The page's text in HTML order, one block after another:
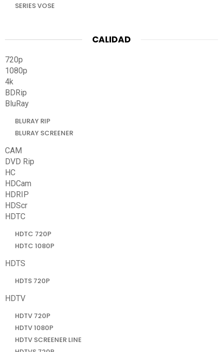
SERIES VOSE
CALIDAD
720p
1080p
4k
BDRip
BluRay
BLURAY RIP
BLURAY SCREENER
CAM
DVD Rip
HC
HDCam
HDRIP
HDScr
HDTC
HDTC 720P
HDTC 1080P
HDTS
HDTS 720P
HDTV
HDTV 720P
HDTV 1080P
HDTV SCREENER LINE